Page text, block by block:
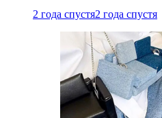
2 года спустя2 года спустя